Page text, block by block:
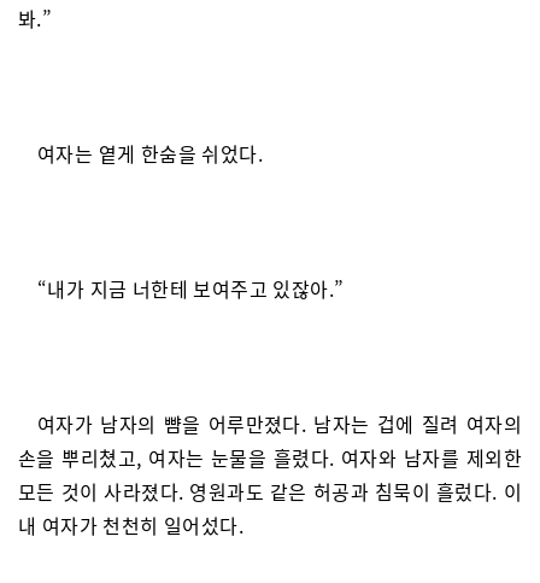
봐.”
여자는 옅게 한숨을 쉬었다.
“내가 지금 너한테 보여주고 있잖아.”
여자가 남자의 뺨을 어루만졌다. 남자는 겁에 질려 여자의
손을 뿌리쳤고, 여자는 눈물을 흘렸다. 여자와 남자를 제외한
모든 것이 사라졌다. 영원과도 같은 허공과 침묵이 흘렀다. 이
내 여자가 천천히 일어섰다.